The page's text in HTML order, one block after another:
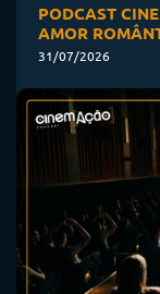
PODCAST
AMOR
31/07/2026